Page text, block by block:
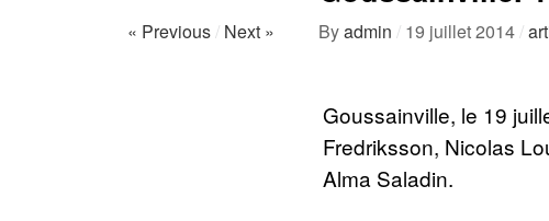
« Previous/ Next » Byadmin / 19 juillet 2014/
Goussainville, le 19
Fredriksson, Nicolas
Alma Saladin.